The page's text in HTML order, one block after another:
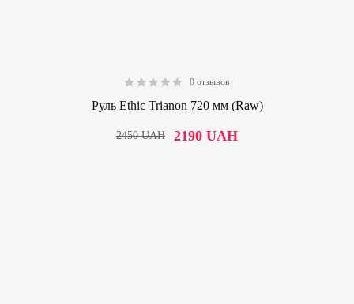
0 отзывов
Руль Ethic Trianon 720 мм (Raw)
2190UAH
2450UAH